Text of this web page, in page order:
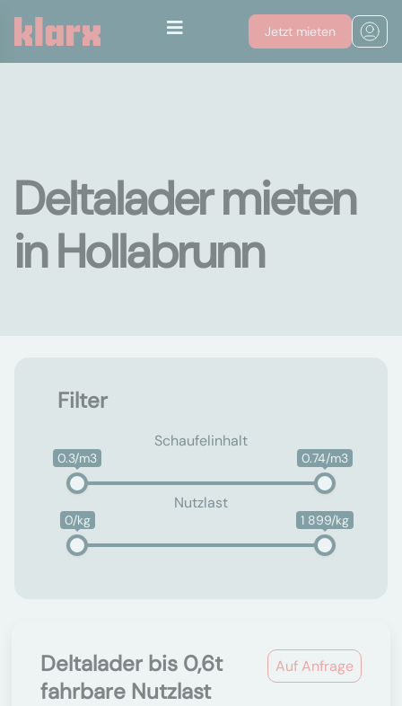
Jetzt mieten
Deltalader mieten
in Hollabrunn
Filter
Schaufelinhalt
0.3/m3 0.74/m3
Nutzlast
0/kg 1 899/kg
Auf Anfrage
Deltalader bis 0,6t
fahrbare Nutzlast